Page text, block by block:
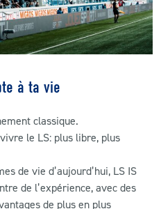
à ta vie
classique.
le LS: plus libre, plus
de vie d’aujourd’hui, LS IS
de l’expérience, avec des
de plus en plus